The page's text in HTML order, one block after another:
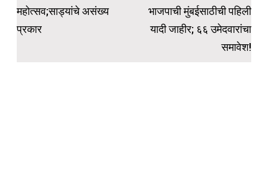
महोत्सव;साड्यांचे असंख्य
प्रकार
भाजपाची मुंबईसाठीची पहिली
यादी जाहीर; ६६ उमेदवारांचा
समावेश!